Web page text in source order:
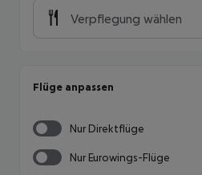
Verpflegung wählen
Flüge anpassen
Nur Direktflüge
Nur Eurowings-Flüge